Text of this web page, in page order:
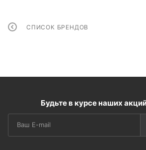
СПИСОК БРЕНДОВ
Будьте в курсе наших